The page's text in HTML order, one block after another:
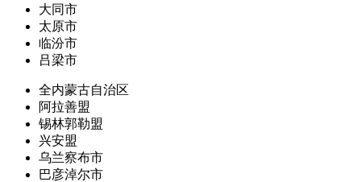
大同市
太原市
临汾市
吕梁市
全内蒙古自治区
阿拉善盟
锡林郭勒盟
兴安盟
乌兰察布市
巴彦淖尔市